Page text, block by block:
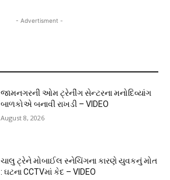
- Advertisment -
જામનગરની ઓમ ટ્રેનીંગ સેન્ટરના મનોદિવ્યાંગ
બાળકોએ બનાવી રાખડી – VIDEO
August 8, 2026
ચાલુ ટ્રેને મોબાઈલ સ્નેચિંગના કારણે યુવકનું મોત
: ઘટના CCTVમાં કેદ – VIDEO